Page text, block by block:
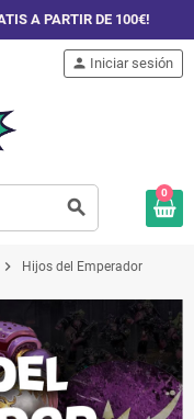
A PARTIR DE 100€!
search
person Iniciar sesión
0
chevron_right Hijos del Emperador